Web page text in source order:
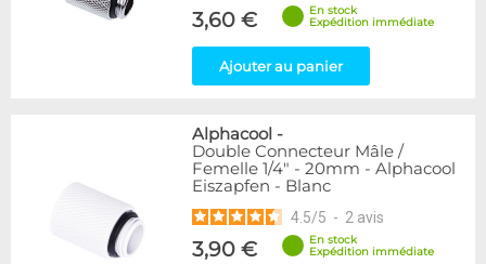
3,60 €
En stock
Expédition immédiate
Ajouter au panier
Alphacool -
Double Connecteur Mâle /
Femelle 1/4" - 20mm - Alphacool
Eiszapfen - Blanc
4.5/5 - 2 avis
3,90 €
En stock
Expédition immédiate